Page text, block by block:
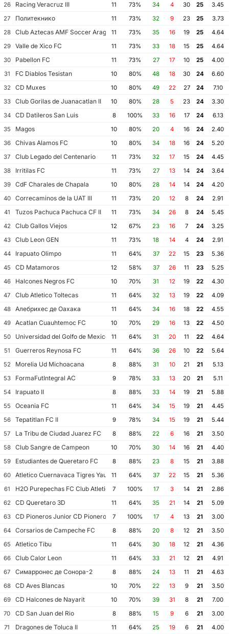
26
Racing Veracruz III 11 73% 34 4 30 25
3.45
27
Политекнико 11 73% 32 9 23 25
3.73
28
Club Aztecas AMF Soccer Aragon11 73% 35 16 19 25
4.64
29
Valle de Xico FC 11 73% 33 18 15 25
4.64
30
Pabellon FC 11 73% 27 17 10 25
4.00
31
FC Diablos Tesistan 10 80% 48 18 30 24
6.60
32
CD Muxes 10 80% 49 22 27 24
7.10
33
Club Gorilas de Juanacatlan II 10 80% 28 5 23 24
3.30
34
CD Datileros San Luis 8 100% 33 16 17 24
6.13
35
Magos 10 80% 20 4 16 24
2.40
36
Chivas Alamos FC 10 80% 34 18 16 24
5.20
37
Club Legado del Centenario 11 73% 32 17 15 24
4.45
38
Irritilas FC 11 73% 27 13 14 24
3.64
39
CdF Charales de Chapala 10 80% 28 14 14 24
4.20
40
Correcaminos de la UAT III 11 73% 20 12 8 24
2.91
41
Tuzos Pachuca Pachuca CF II 11 73% 34 26 8 24
5.45
42
Club Gallos Viejos 12 67% 23 16 7 24
3.25
43
Club Leon GEN 11 73% 18 14 4 24
2.91
44
Irapuato Olimpo 11 64% 37 22 15 23
5.36
45
CD Matamoros 12 58% 37 26 11 23
5.25
46
Halcones Negros FC 10 70% 31 12 19 22
4.30
47
Club Atletico Toltecas 11 64% 32 13 19 22
4.09
48
Алебрихес де Оахака 11 64% 34 16 18 22
4.55
49
Acatlan Cuauhtemoc FC 10 70% 29 16 13 22
4.50
50
Universidad del Golfo de Mexico FC
11 64% 31 20 11 22
4.64
51
Guerreros Reynosa FC 11 64% 36 26 10 22
5.64
52
Morelia Ud Michoacana 8 88% 31 10 21 21
5.13
53
FormaFutIntegral AC 9 78% 33 13 20 21
5.11
54
Irapuato II 8 88% 33 14 19 21
5.88
55
Oceania FC 11 64% 34 15 19 21
4.45
56
Tepatitlan FC II 9 78% 34 15 19 21
5.44
57
La Tribu de Ciudad Juarez FC 8 88% 22 6 16 21
3.50
58
Club Sangre de Campeon 10 70% 30 14 16 21
4.40
59
Estudiantes de Queretaro FC 8 88% 23 8 15 21
3.88
60
Atletico Cuernavaca Tigres Yautepec
11 64% 37 22 15 21
5.36
61
H2O Purepechas FC Club Atletico Morelia II
7 100% 17 3 14 21
2.86
62
CD Queretaro 3D 11 64% 35 21 14 21
5.09
63
CD Pioneros Junior CD Pioneros de Cancun II
7 100% 17 4 13 21
3.00
64
Corsarios de Campeche FC 8 88% 20 8 12 21
3.50
65
Atletico Tibu 11 64% 30 18 12 21
4.36
66
Club Calor Leon 11 64% 33 21 12 21
4.91
67
Симарронес де Сонора-2 8 88% 24 13 11 21
4.63
68
CD Aves Blancas 10 70% 22 13 9 21
3.50
69
CD Halcones de Nayarit 10 70% 39 31 8 21
7.00
70
CD San Juan del Rio 8 88% 15 9 6 21
3.00
71
Dragones de Toluca II 11 64% 25 19 6 21
4.00